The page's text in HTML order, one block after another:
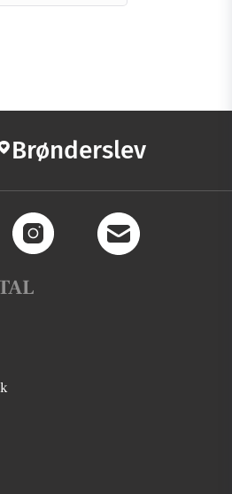
Brønderslev